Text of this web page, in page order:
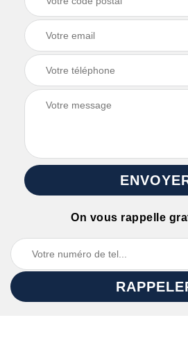
On vous rappelle